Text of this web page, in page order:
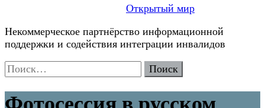
Открытый мир
Некоммерческое партнёрство информационной
поддержки и содействия интеграции инвалидов
Найти: